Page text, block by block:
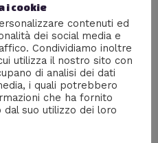
una montagna di
(Jeeg robot d’acciaio).
disegnato inoltre una tavola
i cookie
contenuti ed
dei social media e
Condividiamo inoltre
utilizza il nostro sito con
di analisi dei dati
i quali potrebbero
che ha fornito
suo utilizzo dei loro